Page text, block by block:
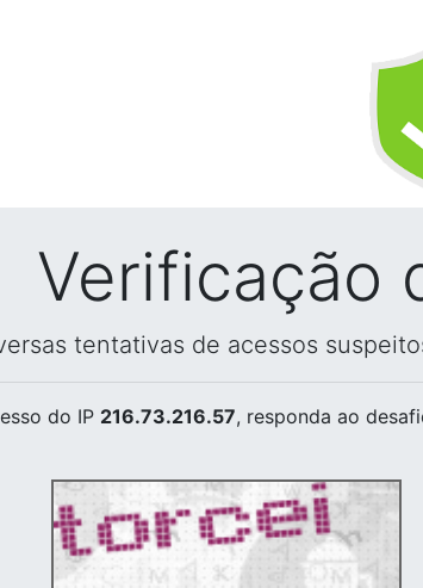
Verificação
tentativas de acessos
do IP 216.73.216.57, responda ao